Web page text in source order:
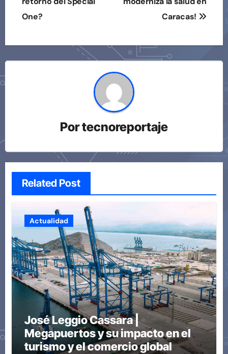
One?
Caracas!
Portecnoreportaje
Related Post
Actualidad
José Leggio Cassara |
Megapuertos y su impacto en el
turismo y el comercio global